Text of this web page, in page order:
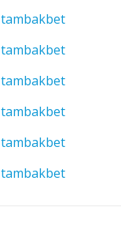
tambakbet
tambakbet
tambakbet
tambakbet
tambakbet
tambakbet